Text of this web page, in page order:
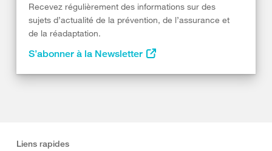
Recevez régulièrement des informations sur des
sujets d’actualité de la prévention, de l’assurance et
de la réadaptation.
S’abonner à la Newsletter
Liens rapides